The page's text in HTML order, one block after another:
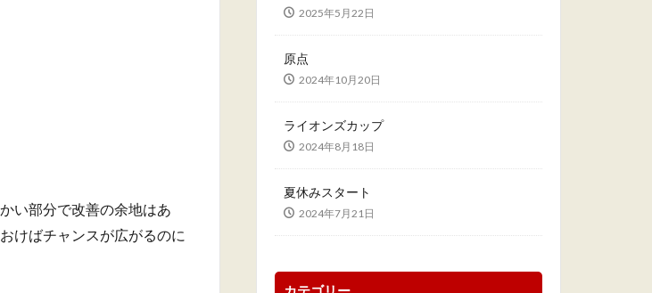
い部分で改善の余地はあ
けばチャンスが広がるのに
2025年5月22日
原点
2024年10月20日
ライオンズカップ
2024年8月18日
夏休みスタート
2024年7月21日